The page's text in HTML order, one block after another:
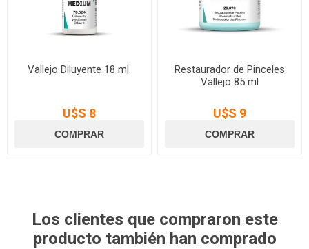
Vallejo Diluyente 18 ml.
U$S 8
Restaurador de Pinceles
Vallejo 85 ml
U$S 9
Los clientes que compraron este
producto también han comprado